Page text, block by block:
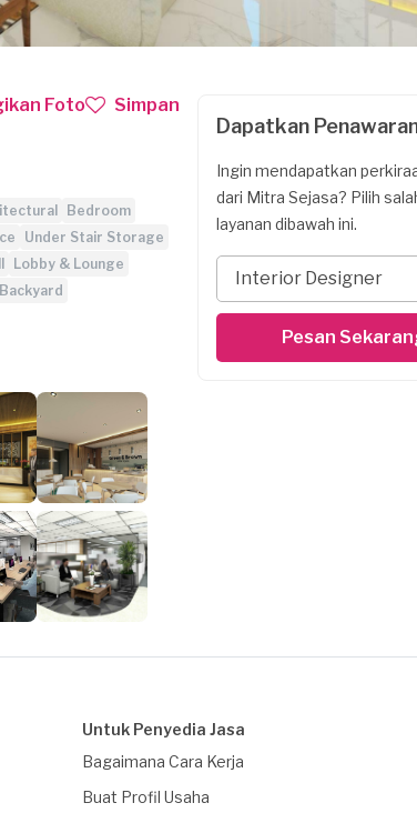
Foto Simpan
Bedroom
Under Stair Storage
Lobby & Lounge
Backyard
Dapatkan
Ingin mendapatkan
dari Mitra Sejasa? Pilih
layanan dibawah ini.
Interior Designer
Pesan
Untuk Penyedia Jasa
Bagaimana Cara Kerja
Buat Profil Usaha